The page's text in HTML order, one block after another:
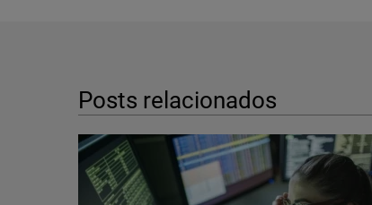
Posts relacionados